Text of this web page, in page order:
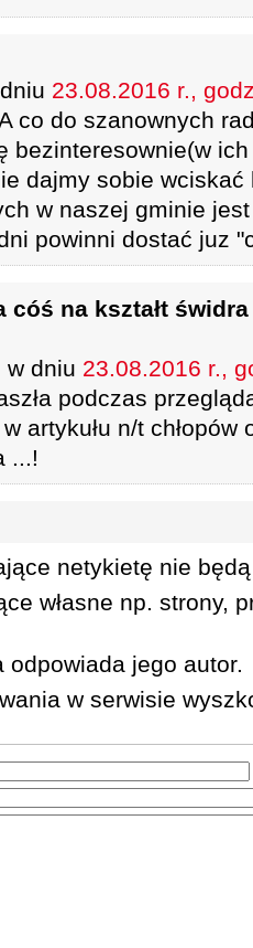
23.08.2016 r.,
co do szanownych
bezinteresownie(w
dajmy sobie wciskać
w naszej gminie jest
powinni dostać juz
cóś na kształt
w dniu 23.08.2016 r.,
podczas
artykułu n/t
...!
netykietę nie
własne np. strony,
jego autor.
w serwisie